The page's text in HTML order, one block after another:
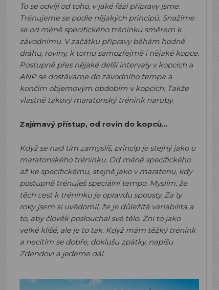
To se odvíjí od toho, v jaké fázi přípravy jsme.
Trénujeme se podle nějakých principů. Snažíme
se od méně specifického tréninku směrem k
závodnímu. V začátku přípravy běhám hodně
dráhu, roviny, k tomu samozřejmě i nějaké kopce.
Postupně přes nějaké delší intervaly v kopcích a
ANP se dostáváme do závodního tempa a
končím objemovým obdobím v kopcích. Takže
vlastně takový maratonský trénink naruby.
Zajímavý přístup, od rovin do kopců...
Když se nad tím zamyslíš, princip je stejný jako u
maratonského tréninku. Od méně specifického
až ke specifickému, stejně jako v maratonu, kdy
postupně trénuješ speciální tempo. Myslím, že
těch cest k tréninku je opravdu spousty. Za ty
roky jsem si uvědomil, že je důležitá variabilita a
to, aby člověk poslouchal své tělo. Zní to jako
velké klišé, ale je to tak. Když mám těžký trénink
a necítím se dobře, doklušu zpátky, napíšu
Zdendovi a jedeme dál.